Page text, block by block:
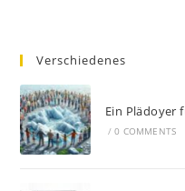
Verschiedenes
Ein Plädoyer
/ 0 COMMENTS